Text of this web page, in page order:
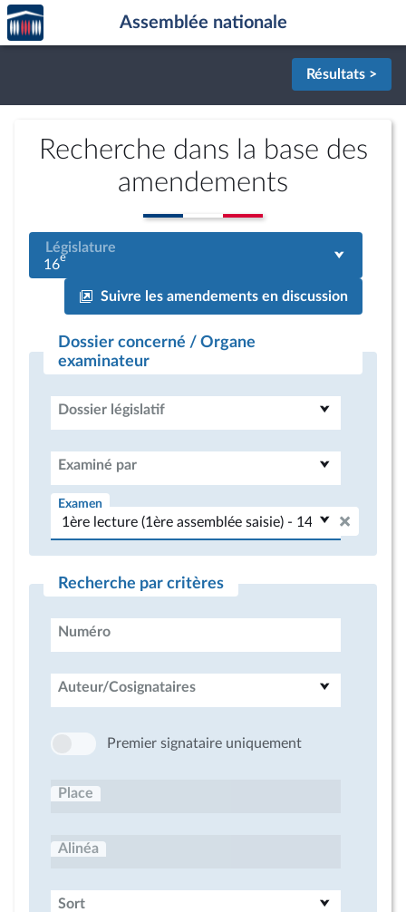
Aller au contenu
Aller en bas de la page
Accèder
à la
page
Assemblée nationale
Résultats >
Recherche dans la base des
amendements
Législature
16e
Suivre les amendements en discussion
Dossier concerné / Organe
examinateur
Dossier législatif
Examiné par
Examen
Recherche par critères
Numéro
Auteur/Cosignataires
Premier signataire uniquement
Place
Alinéa
Sort